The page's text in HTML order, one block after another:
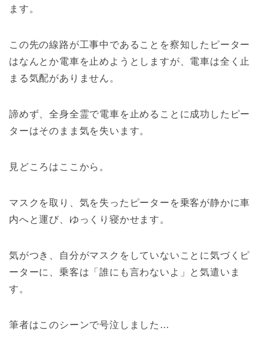
ます。
この先の線路が工事中であることを察知したピーター
はなんとか電車を止めようとしますが、電車は全く止
まる気配がありません。
諦めず、全身全霊で電車を止めることに成功したピー
ターはそのまま気を失います。
見どころはここから。
マスクを取り、気を失ったピーターを乗客が静かに車
内へと運び、ゆっくり寝かせます。
気がつき、自分がマスクをしていないことに気づくピ
ーターに、乗客は「誰にも言わないよ」と気遣いま
す。
筆者はこのシーンで号泣しました…